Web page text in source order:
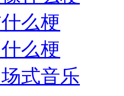
么梗
么梗
式音乐